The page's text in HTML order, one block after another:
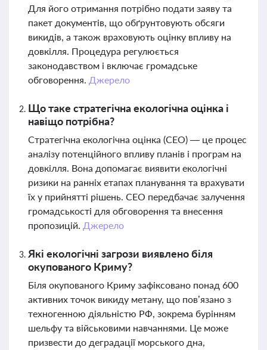
Для його отримання потрібно подати заяву та
пакет документів, що обґрунтовують обсяги
викидів, а також враховують оцінку впливу на
довкілля. Процедура регулюється
законодавством і включає громадське
обговорення. Джерело
Що таке стратегічна екологічна оцінка і
навіщо потрібна?
Стратегічна екологічна оцінка (СЕО) — це процес
аналізу потенційного впливу планів і програм на
довкілля. Вона допомагає виявити екологічні
ризики на ранніх етапах планування та врахувати
їх у прийнятті рішень. СЕО передбачає залучення
громадськості для обговорення та внесення
пропозицій. Джерело
Які екологічні загрози виявлено біля
окупованого Криму?
Біля окупованого Криму зафіксовано понад 600
активних точок викиду метану, що пов’язано з
техногенною діяльністю РФ, зокрема бурінням
шельфу та військовими навчаннями. Це може
призвести до деградації морського дна,